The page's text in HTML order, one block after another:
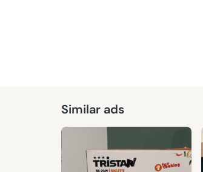
Similar ads